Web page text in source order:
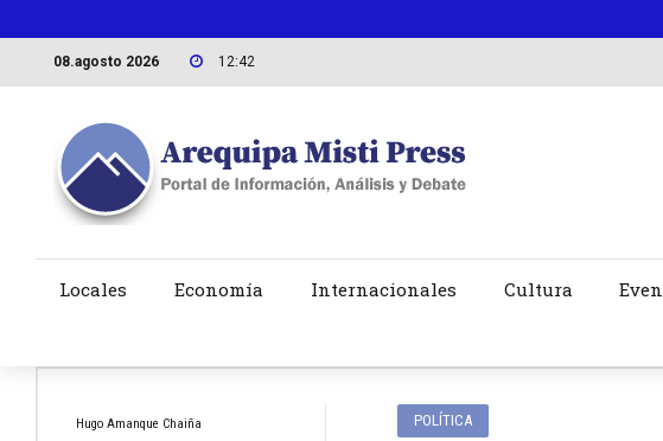
08.agosto 2026 12:42
Locales Economía Internacionales Cultura
Hugo Amanque Chaiña POLÍTICA